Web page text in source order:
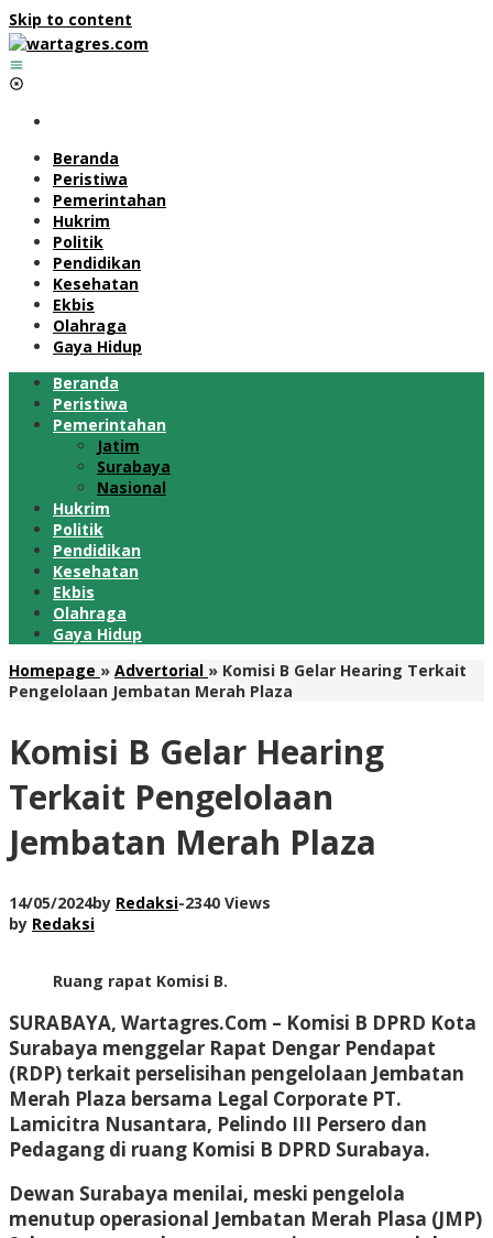
Skip to content
Beranda
Peristiwa
Pemerintahan
Hukrim
Politik
Pendidikan
Kesehatan
Ekbis
Olahraga
Gaya Hidup
Beranda
Peristiwa
Pemerintahan
Jatim
Surabaya
Nasional
Hukrim
Politik
Pendidikan
Kesehatan
Ekbis
Olahraga
Gaya Hidup
Homepage » Advertorial » Komisi B Gelar Hearing Terkait
Pengelolaan Jembatan Merah Plaza
Komisi B Gelar Hearing
Terkait Pengelolaan
Jembatan Merah Plaza
14/05/2024by Redaksi-2340 Views
by Redaksi
Ruang rapat Komisi B.
SURABAYA, Wartagres.Com – Komisi B DPRD Kota
Surabaya menggelar Rapat Dengar Pendapat
(RDP) terkait perselisihan pengelolaan Jembatan
Merah Plaza bersama Legal Corporate PT.
Lamicitra Nusantara, Pelindo III Persero dan
Pedagang di ruang Komisi B DPRD Surabaya.
Dewan Surabaya menilai, meski pengelola
menutup operasional Jembatan Merah Plasa (JMP)